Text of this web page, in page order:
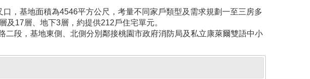
，基地面積為4546平方公尺，考量不同家戶類型及需求規劃一至三房多
17層、地下3層，約提供212戶住宅單元。
段，基地東側、北側分別鄰接桃園市政府消防局及私立康萊爾雙語中小